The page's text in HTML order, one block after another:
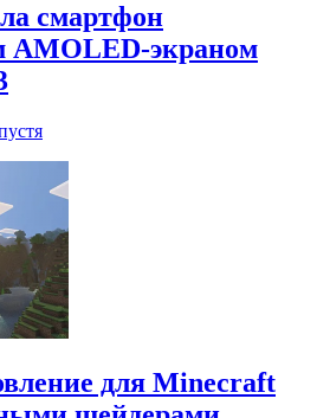
смартфон
AMOLED-экраном
для Minecraft